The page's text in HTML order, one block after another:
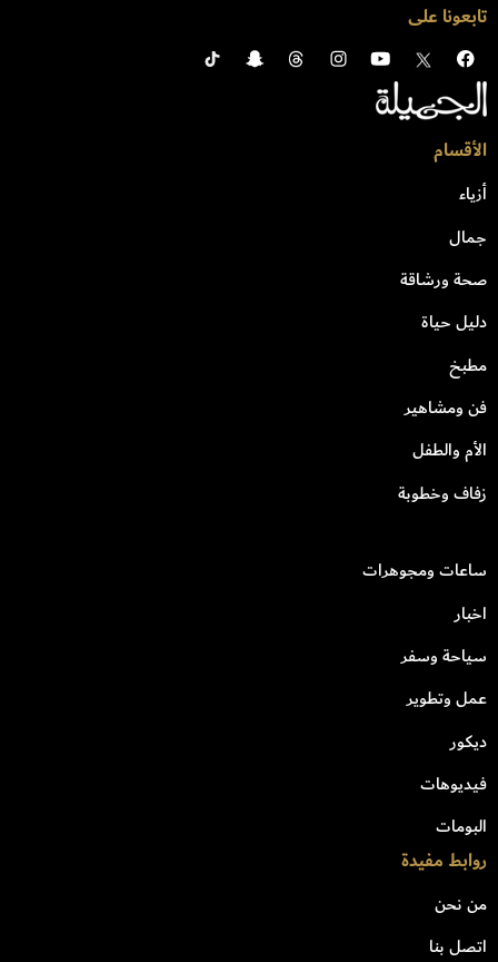
تابعونا على
الأقسام
أزياء
جمال
صحة ورشاقة
دليل حياة
مطبخ
فن ومشاهير
الأم والطفل
زفاف وخطوبة
ساعات ومجوهرات
اخبار
سياحة وسفر
عمل وتطوير
ديكور
فيديوهات
البومات
روابط مفيدة
من نحن
اتصل بنا